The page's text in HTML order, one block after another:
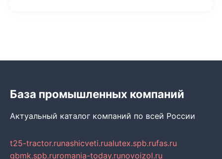
База промышленных компаний
Актуальный каталог компаний по всей России
t25-tractor.runashicveti.rualutex.spb.rufas.ru
gbmk.spb.ruromania-today.runovoizol.ru